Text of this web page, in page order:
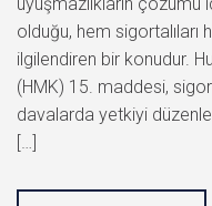
olduğu, hem sigortalıları
ilgilendiren bir konudur.
(HMK) 15. maddesi,
davalarda yetkiyi
[…]